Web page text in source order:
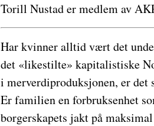
Torill Nustad er medlem av
Har kvinner alltid vært det
det «likestilte» kapitalistiske
i merverdiproduksjonen, er
Er familien en forbruksenhet
borgerskapets jakt på